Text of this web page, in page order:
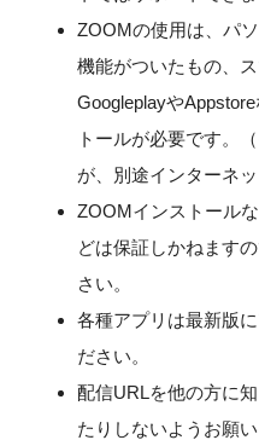
ZOOMの使用は、パ
機能がついたもの、
Googleplayや
トールが必要です。
が、別途インターネ
ZOOMインストール
どは保証しかねます
さい。
各種アプリは最新版
ださい。
配信URLを他の方に
たりしないようお願い